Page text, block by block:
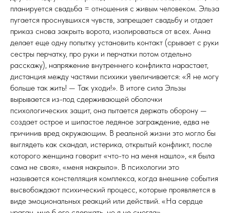
планируется свадьба = отношения с живым человеком. Эльза
пугается проснувшихся чувств, запрещает свадьбу и отдает
приказ снова закрыть ворота, изолироваться от всех. Анна
делает еще одну попытку установить контакт (срывает с руки
сестры перчатку, про руки и перчатки потом отдельно
расскажу), напряжение внутреннего конфликта нарастает,
дистанция между частями психики увеличивается: «Я не могу
больше так жить! — Так уходи!». В итоге сила Эльзы
вырывается из-под сдерживающей оболочки
психологических защит, она пытается держать оборону —
создает острое и шипастое ледяное заграждение, едва не
причинив вред окружающим. В реальной жизни это могло бы
выглядеть как скандал, истерика, открытый конфликт, после
которого женщина говорит «что-то на меня нашло», «я была
сама не своя», «меня накрыло». В психологии это
называется констелляция комплекса, когда внешние события
высвобождают психический процесс, которые проявляется в
виде эмоциональных реакций или действий. «На сердце